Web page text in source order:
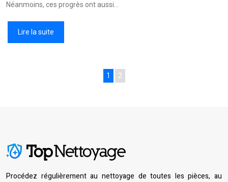
Néanmoins, ces progrès ont aussi…
Lire la suite
1 2
Procédez régulièrement au nettoyage de toutes les pièces, au